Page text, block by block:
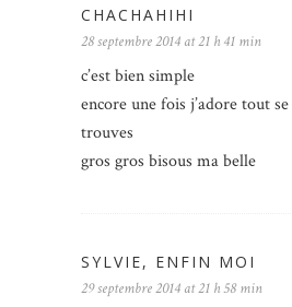
CHACHAHIHI
28 septembre 2014 at 21 h 41 min
c’est bien simple
encore une fois j’adore tout
trouves
gros gros bisous ma belle
SYLVIE, ENFIN MOI
29 septembre 2014 at 21 h 58 min